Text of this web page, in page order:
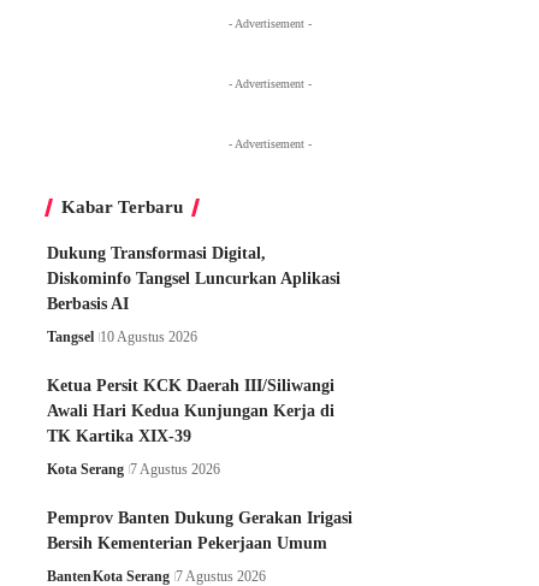
- Advertisement -
- Advertisement -
- Advertisement -
Kabar Terbaru
Dukung Transformasi Digital,
Diskominfo Tangsel Luncurkan Aplikasi
Berbasis AI
Tangsel 10 Agustus 2026
Ketua Persit KCK Daerah III/Siliwangi
Awali Hari Kedua Kunjungan Kerja di
TK Kartika XIX-39
Kota Serang 7 Agustus 2026
Pemprov Banten Dukung Gerakan Irigasi
Bersih Kementerian Pekerjaan Umum
BantenKota Serang 7 Agustus 2026